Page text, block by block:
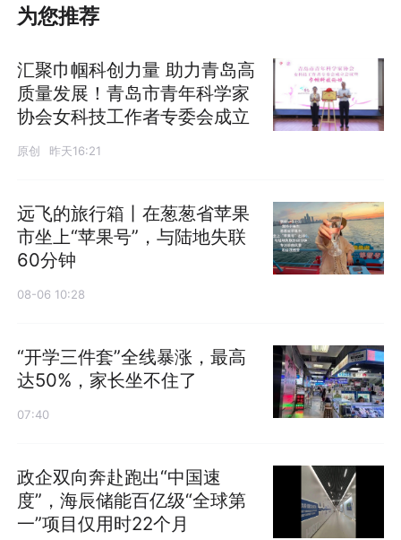
为您推荐
汇聚巾帼科创力量 助力青岛高
质量发展！青岛市青年科学家
协会女科技工作者专委会成立
原创 昨天16:21
远飞的旅行箱丨在葱葱省苹果
市坐上“苹果号”，与陆地失联
60分钟
08-06 10:28
“开学三件套”全线暴涨，最高
达50%，家长坐不住了
07:40
政企双向奔赴跑出“中国速
度”，海辰储能百亿级“全球第
一”项目仅用时22个月